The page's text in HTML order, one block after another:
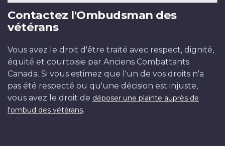
Contactez l'Ombudsman des
vétérans
Vous avez le droit d'être traité avec respect, dignité,
équité et courtoisie par Anciens Combattants
Canada. Si vous estimez que l'un de vos droits n'a
pas été respecté ou qu'une décision est injuste,
vous avez le droit de déposer une plainte auprès de
l'ombud des vétérans.